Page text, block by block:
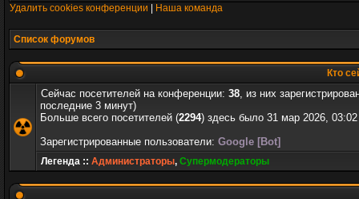
Удалить cookies конференции
Наша команда
Список форумов
Кто
Сейчас посетителей на конференции: 38, из них
последние 3 минут)
Больше всего посетителей (2294) здесь было 31 мар 2026, 03:02
Зарегистрированные пользователи: Google [Bot]
Легенда :: Администраторы, Супермодераторы